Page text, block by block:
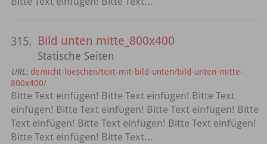
315. Bild unten mitte_800x400
Statische Seiten
URL: de/nicht-loeschen/text-mit-bild-unten/bild-unten-mitte-
800x400/
Bitte Text einfügen! Bitte Text einfügen! Bitte Text
einfügen! Bitte Text einfügen! Bitte Text einfügen! Bitte
Text einfügen! Bitte Text einfügen! Bitte Text einfügen!
Bitte Text einfügen! Bitte Text...